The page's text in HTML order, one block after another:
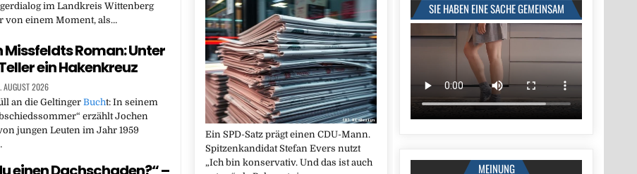
im Landkreis Wittenberg
von einem Moment, als…
Missfeldts Roman: Unter
ein Hakenkreuz
AUGUST 2026
an die Geltinger Bucht: In seinem
erzählt Jochen
jungen Leuten im Jahr 1959
SIE HABEN EINE SACHE GEMEINSAM
MEINUNG
Ein SPD-Satz prägt einen CDU-Mann.
Spitzenkandidat Stefan Evers nutzt
„Ich bin konservativ. Und das ist auch